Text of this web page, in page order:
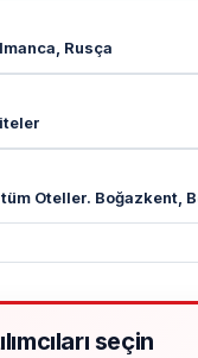
Rusça
Oteller. Boğazkent,
seçin